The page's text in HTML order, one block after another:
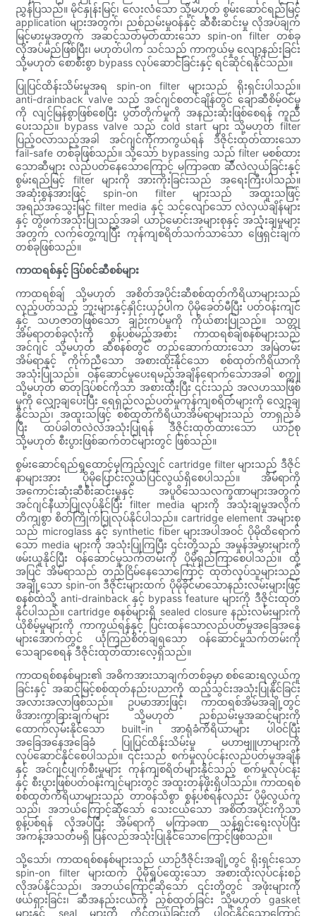
ညွှန်ပြသည်။ မိုင်နှုန်းမြင့်၊ လေးလံသော သို့မဟုတ် စွမ်းဆောင်ရည်မြင့်
application များအတွက်၊ ညစ်ညမ်းမှုဝန်နှင့် ဆီစီးဆင်းမှု လိုအပ်ချက်
မြင့်မားမှုအတွက် အဆင့်သတ်မှတ်ထားသော spin-on filter တစ်ခု
လိုအပ်မည်ဖြစ်ပြီး၊ မဟုတ်ပါက သင်သည် ကာကွယ်မှု လျော့နည်းခြင်း
သို့မဟုတ် စောစီးစွာ bypass လုပ်ဆောင်ခြင်းနှင့် ရင်ဆိုင်ရနိုင်သည်။
ပြုပြင်ထိန်းသိမ်းမှုအရ spin-on filter များသည် ရိုးရှင်းပါသည်။
anti-drainback valve သည် အင်ဂျင်စတင်ချိန်တွင် ချောဆီစိမ့်ဝင်မှု
ကို လျင်မြန်စွာဖြစ်စေပြီး ပွတ်တိုက်မှုကို အနည်းဆုံးဖြစ်စေရန် ကူညီ
ပေးသည်။ bypass valve သည် cold start များ သို့မဟုတ် filter
ပြည့်ဝလာသည့်အခါ အင်ဂျင်ကိုကာကွယ်ရန် ဒီဇိုင်းထုတ်ထားသော
fail-safe တစ်ခုဖြစ်သည်။ သို့သော် bypassing သည် filter မစစ်ထား
သောဆီများ လည်ပတ်နေသောကြောင့် မကြာခဏ ဆီလဲလှယ်ခြင်းနှင့်
စွမ်းရည်မြင့် filter များကို အားကိုးခြင်းသည် အရေးကြီးပါသည်။
အဆုံးစွန်အားဖြင့် spin-on filter များသည် အထူးသဖြင့်
အရည်အသွေးမြင့် filter media နှင့် သင့်လျော်သော လဲလှယ်ချိန်များ
နှင့် တွဲဖက်အသုံးပြုသည့်အခါ ယာဉ်မောင်းအများစုနှင့် အသုံးချမှုများ
အတွက် လက်တွေ့ကျပြီး ကုန်ကျစရိတ်သက်သာသော ဖြေရှင်းချက်
တစ်ခုဖြစ်သည်။
ကာထရစ်နှင့် ဒြပ်စင်ဆီစစ်များ
ကာထရစ်ချ် သို့မဟုတ် အစိတ်အပိုင်းဆီစစ်ထုတ်ကိရိယာများသည်
လှည့်ပတ်သည့် ဘူးများနှင့်နှိုင်းယှဉ်ပါက ပိုမိုခေတ်မီပြီး ပတ်ဝန်းကျင်
နှင့် သဟဇာတဖြစ်သော ချဉ်းကပ်မှုကို ကိုယ်စားပြုသည်။ သတ္တု
အိမ်ရာတစ်ခုလုံးကို စွန့်ပစ်မည့်အစား ကာထရစ်ချ်စနစ်များသည်
အင်ဂျင် သို့မဟုတ် ဆီစနစ်တွင် တည်ဆောက်ထားသော အမြဲတမ်း
အိမ်ရာနှင့် ကိုက်ညီသော အစားထိုးနိုင်သော စစ်ထုတ်ကိရိယာကို
အသုံးပြုသည်။ ဝန်ဆောင်မှုပေးရမည့်အချိန်ရောက်သောအခါ စက္ကူ
သို့မဟုတ် ဓာတုဒြပ်စင်ကိုသာ အစားထိုးပြီး ၎င်းသည် အလဟဿဖြစ်
မှုကို လျှော့ချပေးပြီး ရေရှည်လည်ပတ်မှုကုန်ကျစရိတ်များကို လျှော့ချ
နိုင်သည်၊ အထူးသဖြင့် စစ်ထုတ်ကိရိယာအိမ်ရာများသည် တာရှည်ခံ
ပြီး ထပ်ခါတလဲလဲအသုံးပြုရန် ဒီဇိုင်းထုတ်ထားသော ယာဉ်စု
သို့မဟုတ် စီးပွားဖြစ်ဆက်တင်များတွင် ဖြစ်သည်။
စွမ်းဆောင်ရည်ရှုထောင့်မှကြည့်လျှင် cartridge filter များသည် ဒီဇိုင်
နာများအား ပိုမိုပြောင်းလွယ်ပြင်လွယ်ရှိစေပါသည်။ အိမ်ရာကို
အကောင်းဆုံးဆီစီးဆင်းမှုနှင့် အပူဝိသေသလက္ခဏာများအတွက်
အင်ဂျင်နီယာပြုလုပ်နိုင်ပြီး filter media များကို အသုံးချမှုအလိုက်
တိကျစွာ စိတ်ကြိုက်ပြုလုပ်နိုင်ပါသည်။ cartridge element အများစု
သည် microglass နှင့် synthetic fiber များအပါအဝင် ပိုမိုထိရောက်
သော media များကို အသုံးပြုကြပြီး ၎င်းတို့သည် အမှုန်အမွှားများကို
ဖမ်းယူနိုင်ပြီး ဝန်ဆောင်မှုသက်တမ်းကို ပိုမိုရှည်ကြာစေပါသည်။ ထို့
အပြင် အိမ်ရာသည် တည်ငြိမ်နေသောကြောင့် ထုတ်လုပ်သူများသည်
အချို့သော spin-on ဒီဇိုင်းများထက် ပိုမိုခိုင်မာသောနည်းလမ်းများဖြင့်
စနစ်ထဲသို့ anti-drainback နှင့် bypass feature များကို ဒီဇိုင်းထုတ်
နိုင်ပါသည်။ cartridge စနစ်များရှိ sealed closure နည်းလမ်းများကို
ယိုစိမ့်မှုများကို ကာကွယ်ရန်နှင့် ပြင်းထန်သောလည်ပတ်မှုအခြေအနေ
များအောက်တွင် ယုံကြည်စိတ်ချရသော ဝန်ဆောင်မှုသက်တမ်းကို
သေချာစေရန် ဒီဇိုင်းထုတ်ထားလေ့ရှိသည်။
ကာထရစ်စနစ်များ၏ အဓိကအားသာချက်တစ်ခုမှာ စစ်ဆေးရလွယ်ကူ
ခြင်းနှင့် အဆင့်မြင့်စစ်ထုတ်နည်းပညာကို ထည့်သွင်းအသုံးပြုနိုင်ခြင်း
အလားအလာဖြစ်သည်။ ဥပမာအားဖြင့်၊ ကာထရစ်အိမ်အချို့တွင်
ဖိအားကွာခြားချက်များ သို့မဟုတ် ညစ်ညမ်းမှုအဆင့်များကို
ထောက်လှမ်းနိုင်သော built-in အာရုံခံကိရိယာများ ပါဝင်ပြီး
အခြေအနေအခြေခံ ပြုပြင်ထိန်းသိမ်းမှု မဟာဗျူဟာများကို
လုပ်ဆောင်နိုင်စေပါသည်။ ၎င်းသည် စက်မှုလုပ်ငန်းလည်ပတ်မှုအချိန်
နှင့် အင်ဂျင်ပျက်စီးမှုများ ကုန်ကျစရိတ်များနိုင်သည့် စက်မှုလုပ်ငန်း
နှင့် စီးပွားဖြစ်ပတ်ဝန်းကျင်များတွင် အထူးတန်ဖိုးရှိပါသည်။ ကာထရစ်
စစ်ထုတ်ကိရိယာများသည် တာဝန်သိစွာ စွန့်ပစ်ရန်လည်း ပိုမိုလွယ်ကူ
သည်၊ အဘယ်ကြောင့်ဆိုသော် သေးငယ်သော အစိတ်အပိုင်းကိုသာ
စွန့်ပစ်ရန် လိုအပ်ပြီး အိမ်ရာကို မကြာခဏ သန့်ရှင်းရေးလုပ်ပြီး
အကန့်အသတ်မရှိ ပြန်လည်အသုံးပြုနိုင်သောကြောင့်ဖြစ်သည်။
သို့သော်၊ ကာထရစ်စနစ်များသည် ယာဉ်ဒီဇိုင်းအချို့တွင် ရိုးရှင်းသော
spin-on filter များထက် ပိုမိုရှုပ်ထွေးသော အစားထိုးလုပ်ငန်းစဉ်
လိုအပ်နိုင်သည်၊ အဘယ်ကြောင့်ဆိုသော် ၎င်းတို့တွင် အဖုံးများကို
ဖယ်ရှားခြင်း၊ ဆီအနည်းငယ်ကို ညှစ်ထုတ်ခြင်း သို့မဟုတ် gasket
များနှင့် seal များကို ကိုင်တွယ်ခြင်းတို့ ပါဝင်နိုင်သောကြောင့်